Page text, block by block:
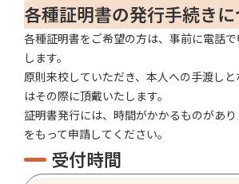
各種証明書の発行手続きに
各種証明書をご希望の方は、事前に電話
します。
原則来校していただき、本人への手渡し
はその際に頂戴いたします。
証明書発行には、時間がかかるものがあ
をもって申請してください。
受付時間